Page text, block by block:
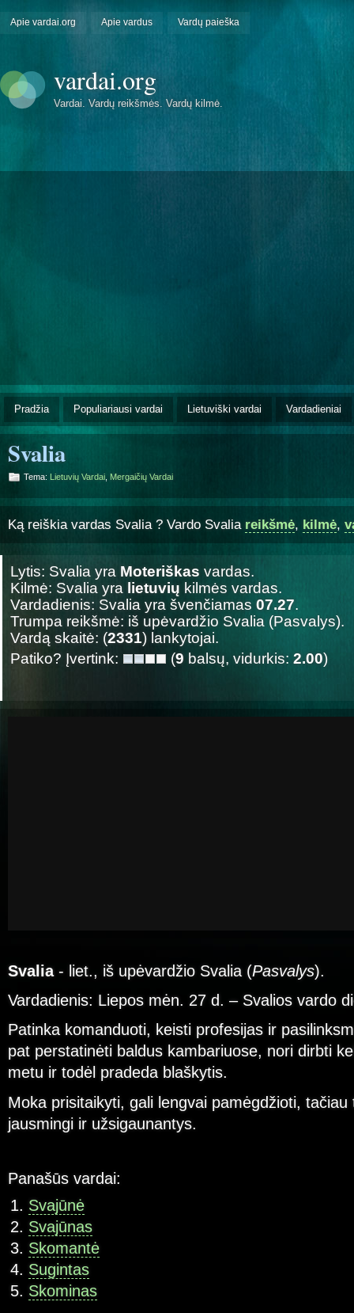
Apie vardai.org Apie vardus Vardų paieška
vardai.org
Vardai. Vardų reikšmės. Vardų kilmė.
Pradžia Populiariausi vardai Lietuviški vardai Vardadieniai
Svalia
Tema: Lietuvių Vardai Mergaičių Vardai
Ką reiškia vardas Svalia ? Vardo Svalia reikšmė, kilmė,
Lytis: Svalia yra Moteriškas vardas.
Kilmė: Svalia yra lietuvių kilmės vardas.
Vardadienis: Svalia yra švenčiamas 07.27.
Trumpa reikšmė: iš upėvardžio Svalia (Pasvalys).
Vardą skaitė: (2331) lankytojai.
Patiko? Įvertink:
(9 balsų, vidurkis: 2.00)
Svalia - liet., iš upėvardžio Svalia (Pasvalys).
Vardadienis: Liepos mėn. 27 d. – Svalios vardo
Patinka komanduoti, keisti profesijas ir
pat perstatinėti baldus kambariuose, nori dirbti
metu ir todėl pradeda blaškytis.
Moka prisitaikyti, gali lengvai pamėgdžioti, tačiau
jausmingi ir užsigaunantys.
Panašūs vardai:
Svajūnė
Svajūnas
Skomantė
Sugintas
Skominas